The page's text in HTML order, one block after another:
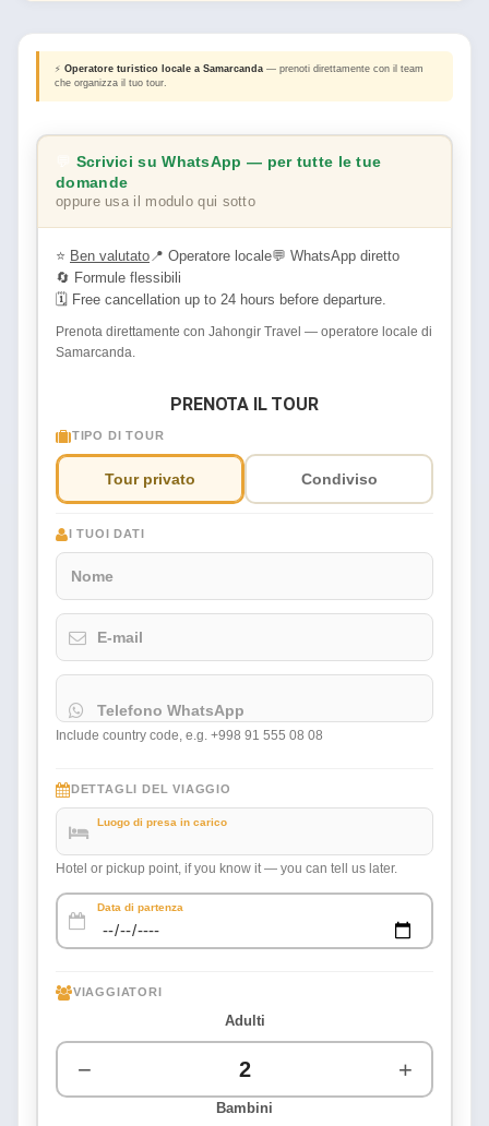
⚡ Operatore turistico locale a Samarcanda — prenoti direttamente con il team
che organizza il tuo tour.
Scrivici su WhatsApp — per tutte le tue
domande
oppure usa il modulo qui sotto
⭐ Ben valutato📍 Operatore locale💬 WhatsApp diretto
🔄 Formule flessibili
🗓 Free cancellation up to 24 hours before departure.
Prenota direttamente con Jahongir Travel — operatore locale di
Samarcanda.
PRENOTA IL TOUR
TIPO DI TOUR
Tour privato Condiviso
I TUOI DATI
Nome
E-mail
Telefono WhatsApp
Include country code, e.g. +998 91 555 08 08
DETTAGLI DEL VIAGGIO
Luogo di presa in carico
Hotel or pickup point, if you know it — you can tell us later.
Data di partenza
VIAGGIATORI
Adulti
− +
Bambini